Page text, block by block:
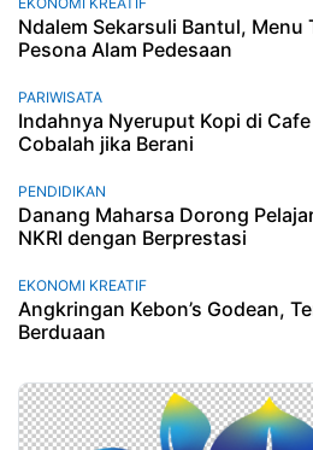
Ndalem Sekarsuli Bantul, Menu
Pesona Alam Pedesaan
PARIWISATA
Indahnya Nyeruput Kopi di
Cobalah jika Berani
PENDIDIKAN
Danang Maharsa Dorong
NKRI dengan Berprestasi
EKONOMI KREATIF
Angkringan Kebon’s Godean,
Berduaan